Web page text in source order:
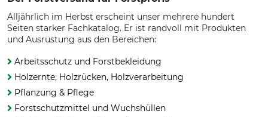
Alljährlich im Herbst erscheint unser mehrere hundert
Seiten starker Fachkatalog. Er ist randvoll mit Produkten
und Ausrüstung aus den Bereichen:
Arbeitsschutz und Forstbekleidung
Holzernte, Holzrücken, Holzverarbeitung
Pflanzung & Pflege
Forstschutzmittel und Wuchshüllen